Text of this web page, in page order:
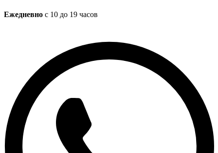
Ежедневно с 10 до 19 часов